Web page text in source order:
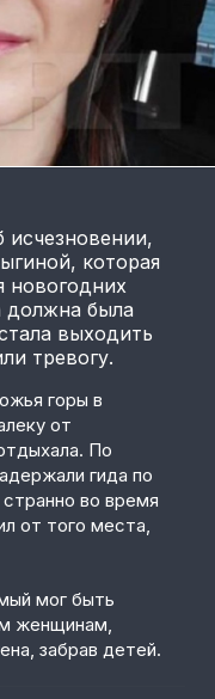
исчезновении,
которая
новогодних
должна была
выходить
тревогу.
горы в
от
По
гида по
во время
от того места,
мог быть
женщинам,
забрав детей.